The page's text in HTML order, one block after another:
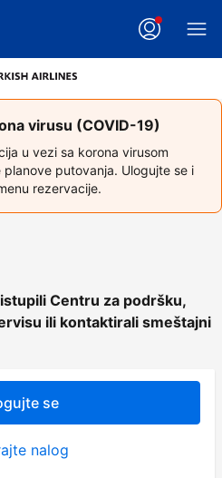
virusu (COVID-19)
u vezi sa korona virusom
putovanja. Ulogujte se i
rezervacije.
Centru za podršku,
ili kontaktirali smeštajni
se
nalog